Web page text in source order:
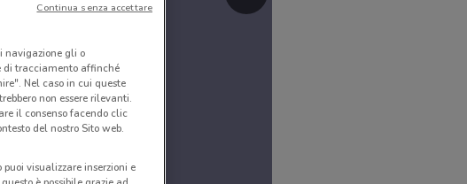
navigazione gli o
di tracciamento affinché
Nel caso in cui queste
non essere rilevanti.
il consenso facendo clic
del nostro Sito web.
visualizzare inserzioni e
Continua senza accettare